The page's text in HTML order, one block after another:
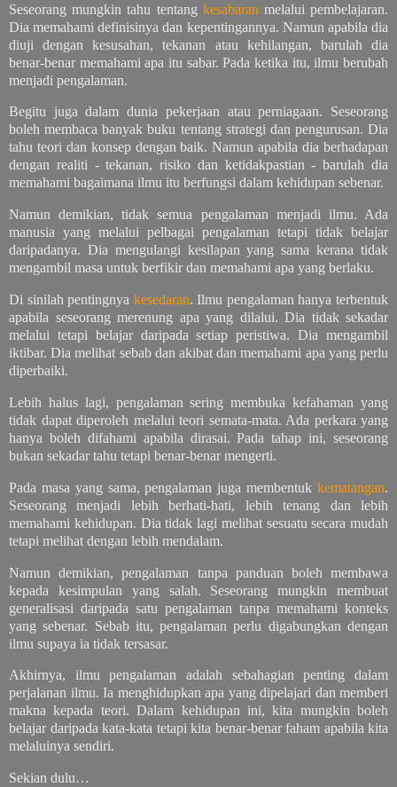
Seseorang mungkin tahu tentang kesabaran melalui pembelajaran.
Dia memahami definisinya dan kepentingannya. Namun apabila dia
diuji dengan kesusahan, tekanan atau kehilangan, barulah dia
benar-benar memahami apa itu sabar. Pada ketika itu, ilmu berubah
menjadi pengalaman.
Begitu juga dalam dunia pekerjaan atau perniagaan. Seseorang
boleh membaca banyak buku tentang strategi dan pengurusan. Dia
tahu teori dan konsep dengan baik. Namun apabila dia berhadapan
dengan realiti - tekanan, risiko dan ketidakpastian - barulah dia
memahami bagaimana ilmu itu berfungsi dalam kehidupan sebenar.
Namun demikian, tidak semua pengalaman menjadi ilmu. Ada
manusia yang melalui pelbagai pengalaman tetapi tidak belajar
daripadanya. Dia mengulangi kesilapan yang sama kerana tidak
mengambil masa untuk berfikir dan memahami apa yang berlaku.
Di sinilah pentingnya kesedaran. Ilmu pengalaman hanya terbentuk
apabila seseorang merenung apa yang dilalui. Dia tidak sekadar
melalui tetapi belajar daripada setiap peristiwa. Dia mengambil
iktibar. Dia melihat sebab dan akibat dan memahami apa yang perlu
diperbaiki.
Lebih halus lagi, pengalaman sering membuka kefahaman yang
tidak dapat diperoleh melalui teori semata-mata. Ada perkara yang
hanya boleh difahami apabila dirasai. Pada tahap ini, seseorang
bukan sekadar tahu tetapi benar-benar mengerti.
Pada masa yang sama, pengalaman juga membentuk kematangan.
Seseorang menjadi lebih berhati-hati, lebih tenang dan lebih
memahami kehidupan. Dia tidak lagi melihat sesuatu secara mudah
tetapi melihat dengan lebih mendalam.
Namun demikian, pengalaman tanpa panduan boleh membawa
kepada kesimpulan yang salah. Seseorang mungkin membuat
generalisasi daripada satu pengalaman tanpa memahami konteks
yang sebenar. Sebab itu, pengalaman perlu digabungkan dengan
ilmu supaya ia tidak tersasar.
Akhirnya, ilmu pengalaman adalah sebahagian penting dalam
perjalanan ilmu. Ia menghidupkan apa yang dipelajari dan memberi
makna kepada teori. Dalam kehidupan ini, kita mungkin boleh
belajar daripada kata-kata tetapi kita benar-benar faham apabila kita
melaluinya sendiri.
Sekian dulu…